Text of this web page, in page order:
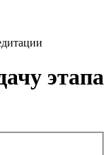
этапа